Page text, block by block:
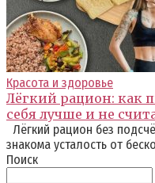
Красота и здоровье
Лёгкий рацион: как
себя лучше и не
Лёгкий рацион без
знакома усталость от
Поиск